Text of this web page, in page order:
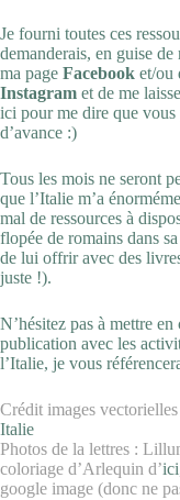
Je fourni toutes ces
demanderais, en guise
ma page Facebook et/ou
Instagram et de me
ici pour me dire que vous
d’avance :)
Tous les mois ne seront
que l’Italie m’a
mal de ressources à
flopée de romains dans
de lui offrir avec des
juste !).
N’hésitez pas à mettre
publication avec les
l’Italie, je vous
Crédit images
Italie
Photos de la lettres :
coloriage d’Arlequin d’ici
google image (donc ne